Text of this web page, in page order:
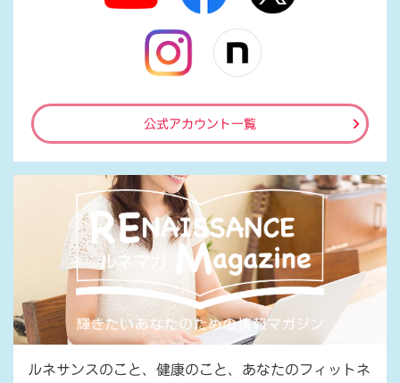
公式アカウント一覧
ルネサンスのこと、健康のこと、あなたのフィットネ